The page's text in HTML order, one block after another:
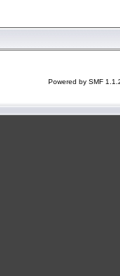
Powered by SMF